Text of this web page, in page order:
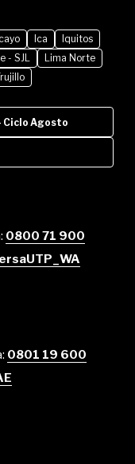
Ica
Iquitos
- SJL
Lima Norte
Ciclo Agosto
0800 71 900
0801 19 600